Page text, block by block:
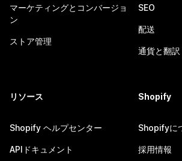
マーケティングとコンバージョ
ン
ストア管理
SEO
配送
通貨と翻訳
リソース
Shopify ヘルプセンター
APIドキュメント
Shopify
Shopifyに
採用情報